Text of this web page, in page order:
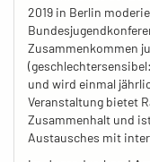
2019 in Berlin
Zusammenkommen
und wird einmal
Veranstaltung bietet
Zusammenhalt und
Austausches mit